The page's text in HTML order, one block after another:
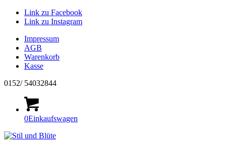
Link zu Facebook
Link zu Instagram
Impressum
AGB
Warenkorb
Kasse
0152/ 54032844
0Einkaufswagen